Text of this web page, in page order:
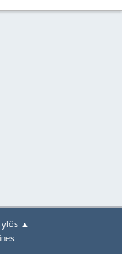
ylös ▲